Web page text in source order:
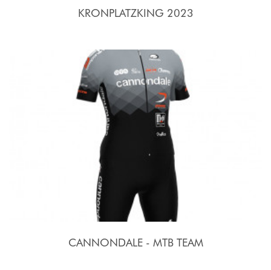
KRONPLATZKING 2023
CANNONDALE - MTB TEAM